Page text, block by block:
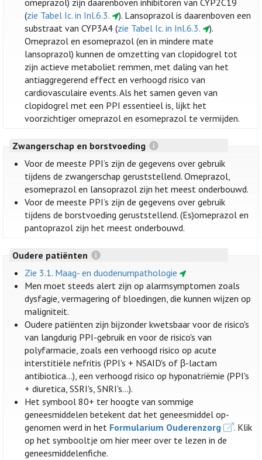
omeprazol) zijn daarenboven inhibitoren van CYP2C19
(zie Tabel Ic. in Inl.6.3.
). Lansoprazol is daarenboven een
substraat van CYP3A4 (zie Tabel Ic. in Inl.6.3.
).
Omeprazol en esomeprazol (en in mindere mate
lansoprazol) kunnen de omzetting van clopidogrel tot
zijn actieve metaboliet remmen, met daling van het
antiaggregerend effect en verhoogd risico van
cardiovasculaire events. Als het samen geven van
clopidogrel met een PPI essentieel is, lijkt het
voorzichtiger omeprazol en esomeprazol te vermijden.
Zwangerschap en borstvoeding
Voor de meeste PPI’s zijn de gegevens over gebruik
tijdens de zwangerschap geruststellend. Omeprazol,
esomeprazol en lansoprazol zijn het meest onderbouwd.
Voor de meeste PPI’s zijn de gegevens over gebruik
tijdens de borstvoeding geruststellend. (Es)omeprazol en
pantoprazol zijn het meest onderbouwd.
Oudere patiënten
Zie 3.1. Maag- en duodenumpathologie
Men moet steeds alert zijn op alarmsymptomen zoals
dysfagie, vermagering of bloedingen, die kunnen wijzen op
maligniteit.
Oudere patiënten zijn bijzonder kwetsbaar voor de risico's
van langdurig PPI-gebruik en voor de risico's van
polyfarmacie, zoals een verhoogd risico op acute
interstitiële nefritis (PPI's + NSAID's of β-lactam
antibiotica...), een verhoogd risico op hyponatriëmie (PPI's
+ diuretica, SSRI's, SNRI's...).
Het symbool 80+ ter hoogte van sommige
geneesmiddelen betekent dat het geneesmiddel op-
genomen werd in het Formularium Ouderenzorg
. Klik
op het symbooltje om hier meer over te lezen in de
geneesmiddelenfiche.